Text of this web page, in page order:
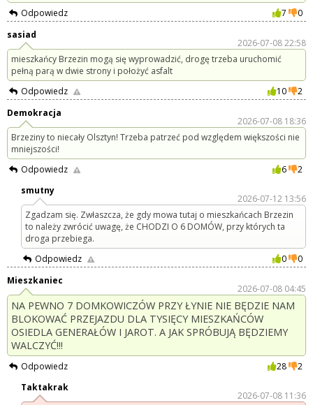
Odpowiedz
7
0
sasiad
2026-07-08 22:58
mieszkańcy Brzezin mogą się wyprowadzić, drogę trzeba uruchomić
pełną parą w dwie strony i położyć asfalt
Odpowiedz
10
2
Demokracja
2026-07-08 18:36
Brzeziny to niecały Olsztyn! Trzeba patrzeć pod względem większości nie
mniejszości!
Odpowiedz
6
2
smutny
2026-07-12 13:56
Zgadzam się. Zwłaszcza, że gdy mowa tutaj o mieszkańcach Brzezin
to należy zwrócić uwagę, że CHODZI O 6 DOMÓW, przy których ta
droga przebiega.
Odpowiedz
0
0
Mieszkaniec
2026-07-08 04:45
NA PEWNO 7 DOMKOWICZÓW PRZY ŁYNIE NIE BĘDZIE NAM
BLOKOWAĆ PRZEJAZDU DLA TYSIĘCY MIESZKAŃCÓW
OSIEDLA GENERAŁÓW I JAROT. A JAK SPRÓBUJĄ BĘDZIEMY
WALCZYĆ!!!
Odpowiedz 28
2
Taktakrak
2026-07-08 11:36